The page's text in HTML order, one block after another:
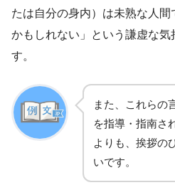
たは自分の身内）は未熟な人
かもしれない」という謙虚な気
す。
また、これらの
を指導・指南さ
よりも、挨拶の
いです。